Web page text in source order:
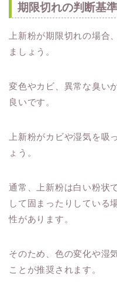
期限切れの判断基準
上新粉が期限切れの場合
ましょう。
変色やカビ、異常な臭い
良いです。
上新粉がカビや湿気を吸
ょう。
通常、上新粉は白い粉状
して固まったりしている
性があります。
そのため、色の変化や湿
ことが推奨されます。